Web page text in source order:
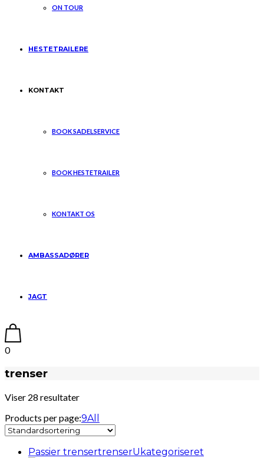
ON TOUR
HESTETRAILERE
KONTAKT
BOOK SADELSERVICE
BOOK HESTETRAILER
KONTAKT OS
AMBASSADØRER
JAGT
0
trenser
Viser 28 resultater
Products per page:9All
Passier trensertrenserUkategoriseret